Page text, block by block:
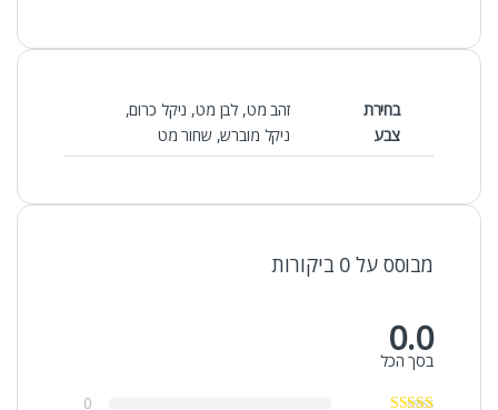
בחירת
צבע
זהב מט, לבן מט, ניקל כרום,
ניקל מוברש, שחור מט
מבוסס על 0 ביקורות
0.0
בסך הכל
0